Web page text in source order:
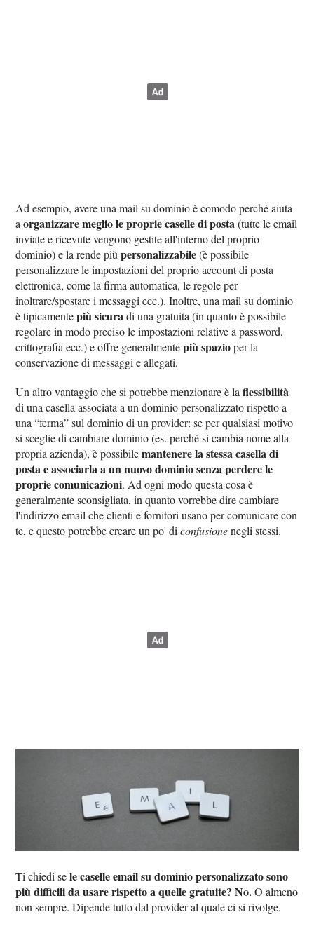
Ad esempio, avere una mail su dominio è comodo perché aiuta
aorganizzare meglio le proprie caselle di posta (tutte le email
inviate e ricevute vengono gestite all'interno del proprio
dominio) e la rende piùpersonalizzabile(è possibile
personalizzare le impostazioni del proprio account di posta
elettronica, come la firma automatica, le regole per
inoltrare/spostare i messaggi ecc.). Inoltre, una mail su dominio
è tipicamentepiù sicura di una gratuita (in quanto è possibile
regolare in modo preciso le impostazioni relative a password,
crittografia ecc.) e offre generalmentepiù spazioper la
conservazione di messaggi e allegati.
Un altro vantaggio che si potrebbe menzionare è laflessibilità
di una casella associata a un dominio personalizzato rispetto a
una “ferma” sul dominio di un provider: se per qualsiasi motivo
si sceglie di cambiare dominio (es. perché si cambia nome alla
propria azienda), è possibilemantenere la stessa casella di
posta e associarla a un nuovo dominio senza perdere le
proprie comunicazioni. Ad ogni modo questa cosa è
generalmente sconsigliata, in quanto vorrebbe dire cambiare
l'indirizzo email che clienti e fornitori usano per comunicare con
te, e questo potrebbe creare un po' diconfusionenegli stessi.
Ti chiedi sele caselle email su dominio personalizzato sono
più difficili da usare rispetto a quelle gratuite? No.O almeno
non sempre. Dipende tutto dal provider al quale ci si rivolge.